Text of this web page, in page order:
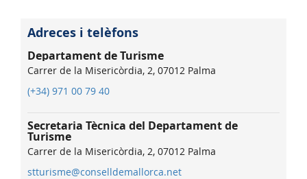
Adreces i telèfons
Departament de Turisme
Carrer de la Misericòrdia, 2, 07012 Palma
(+34) 971 00 79 40
Secretaria Tècnica del Departament de
Turisme
Carrer de la Misericòrdia, 2, 07012 Palma
stturisme@conselldemallorca.net